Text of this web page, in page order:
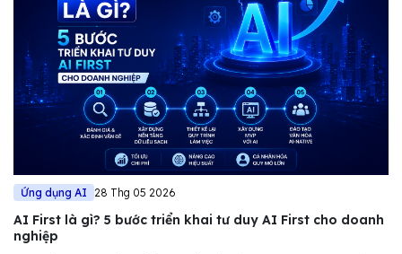
Ứng dụng AI 28 Thg 05 2026
AI First là gì? 5 bước triển khai tư duy AI First cho doanh
nghiệp